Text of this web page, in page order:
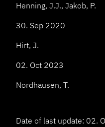
Henning, J.J., Jakob, P.
30. Sep 2020
Hirt, J.
02. Oct 2023
Nordhausen, T.
Date of last update: 02.